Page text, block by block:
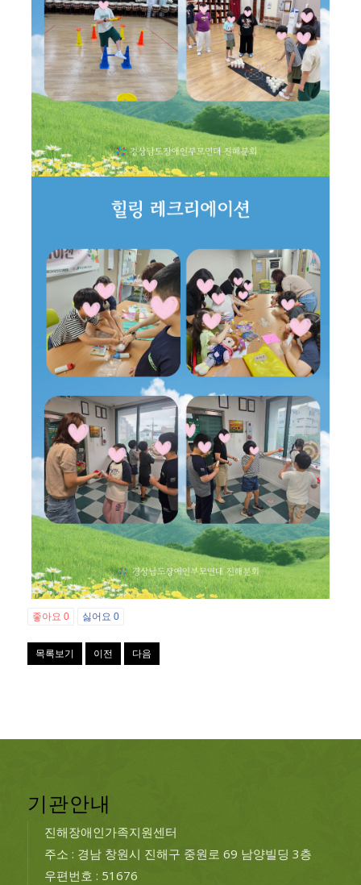
좋아요 0 싫어요 0
목록보기 이전 다음
기관안내
진해장애인가족지원센터
주소 : 경남 창원시 진해구 중원로 69 남양빌딩 3층
우편번호 : 51676